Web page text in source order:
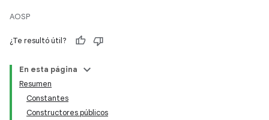
AOSP
¿Te resultó útil?
En esta página
Resumen
Constantes
Constructores públicos